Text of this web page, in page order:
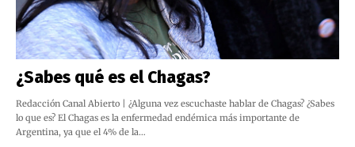
¿Sabes qué es el Chagas?
Redacción Canal Abierto | ¿Alguna vez escuchaste hablar de Chagas? ¿Sabes
lo que es? El Chagas es la enfermedad endémica más importante de
Argentina, ya que el 4% de la…